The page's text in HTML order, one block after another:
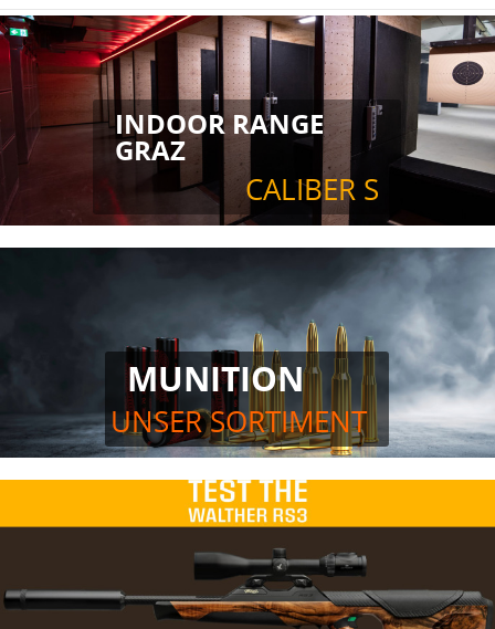
INDOOR RANGE
GRAZ
CALIBER S
MUNITION
UNSER SORTIMENT